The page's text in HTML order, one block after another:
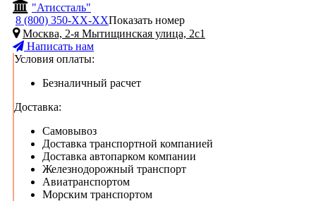
"Атиссталь"
8 (800) 350-ХХ-ХХПоказать номер
Москва, 2-я Мытищинская улица, 2с1
Написать нам
Условия оплаты:
Безналичный расчет
Доставка:
Самовывоз
Доставка транспортной компанией
Доставка автопарком компании
Железнодорожный транспорт
Авиатранспортом
Морским транспортом